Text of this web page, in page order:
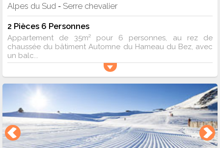
Alpes du Sud - Serre chevalier
2 Pièces 6 Personnes
Appartement de 35m² pour 6 personnes, au rez de
chaussée du bâtiment Automne du Hameau du Bez, avec
un balc...